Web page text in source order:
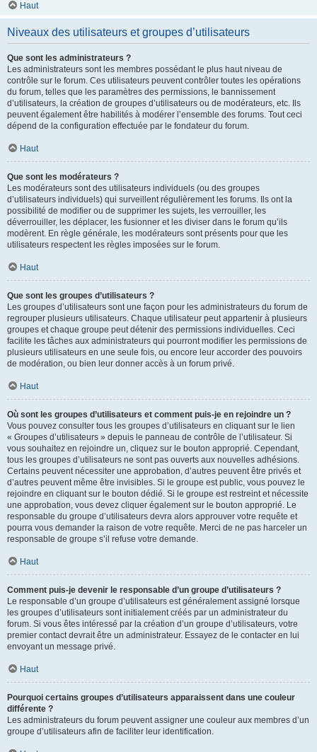
Haut
Niveaux des utilisateurs et groupes d’utilisateurs
Que sont les administrateurs ?
Les administrateurs sont les membres possédant le plus haut niveau de
contrôle sur le forum. Ces utilisateurs peuvent contrôler toutes les opérations
du forum, telles que les paramètres des permissions, le bannissement
d’utilisateurs, la création de groupes d’utilisateurs ou de modérateurs, etc. Ils
peuvent également être habilités à modérer l’ensemble des forums. Tout ceci
dépend de la configuration effectuée par le fondateur du forum.
Haut
Que sont les modérateurs ?
Les modérateurs sont des utilisateurs individuels (ou des groupes
d’utilisateurs individuels) qui surveillent régulièrement les forums. Ils ont la
possibilité de modifier ou de supprimer les sujets, les verrouiller, les
déverrouiller, les déplacer, les fusionner et les diviser dans le forum qu’ils
modèrent. En règle générale, les modérateurs sont présents pour que les
utilisateurs respectent les règles imposées sur le forum.
Haut
Que sont les groupes d’utilisateurs ?
Les groupes d’utilisateurs sont une façon pour les administrateurs du forum de
regrouper plusieurs utilisateurs. Chaque utilisateur peut appartenir à plusieurs
groupes et chaque groupe peut détenir des permissions individuelles. Ceci
facilite les tâches aux administrateurs qui pourront modifier les permissions de
plusieurs utilisateurs en une seule fois, ou encore leur accorder des pouvoirs
de modération, ou bien leur donner accès à un forum privé.
Haut
Où sont les groupes d’utilisateurs et comment puis-je en rejoindre un ?
Vous pouvez consulter tous les groupes d’utilisateurs en cliquant sur le lien
« Groupes d’utilisateurs » depuis le panneau de contrôle de l’utilisateur. Si
vous souhaitez en rejoindre un, cliquez sur le bouton approprié. Cependant,
tous les groupes d’utilisateurs ne sont pas ouverts aux nouvelles adhésions.
Certains peuvent nécessiter une approbation, d’autres peuvent être privés et
d’autres peuvent même être invisibles. Si le groupe est public, vous pouvez le
rejoindre en cliquant sur le bouton dédié. Si le groupe est restreint et nécessite
une approbation, vous devez cliquer également sur le bouton approprié. Le
responsable du groupe d’utilisateurs devra alors approuver votre requête et
pourra vous demander la raison de votre requête. Merci de ne pas harceler un
responsable de groupe s’il refuse votre demande.
Haut
Comment puis-je devenir le responsable d’un groupe d’utilisateurs ?
Le responsable d’un groupe d’utilisateurs est généralement assigné lorsque
les groupes d’utilisateurs sont initialement créés par un administrateur du
forum. Si vous êtes intéressé par la création d’un groupe d’utilisateurs, votre
premier contact devrait être un administrateur. Essayez de le contacter en lui
envoyant un message privé.
Haut
Pourquoi certains groupes d’utilisateurs apparaissent dans une couleur
différente ?
Les administrateurs du forum peuvent assigner une couleur aux membres d’un
groupe d’utilisateurs afin de faciliter leur identification.